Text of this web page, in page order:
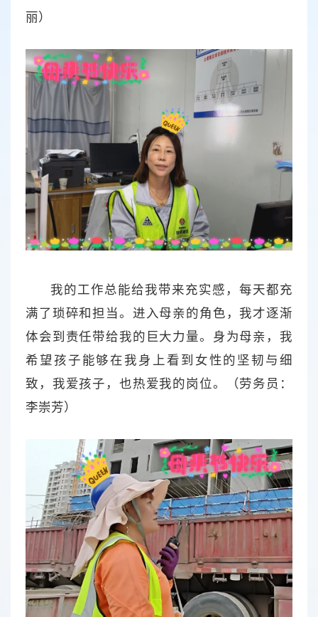
丽）
我的工作总能给我带来充实感，每天都充
满了琐碎和担当。进入母亲的角色，我才逐渐
体会到责任带给我的巨大力量。身为母亲，我
希望孩子能够在我身上看到女性的坚韧与细
致，我爱孩子，也热爱我的岗位。（劳务员：
李崇芳）